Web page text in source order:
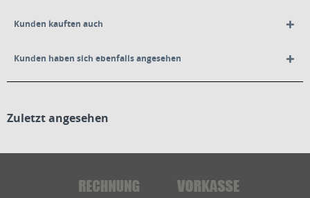
Kunden kauften auch
Kunden haben sich ebenfalls angesehen
Zuletzt angesehen